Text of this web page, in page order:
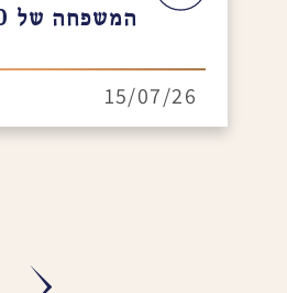
המשפחה של Duns 100